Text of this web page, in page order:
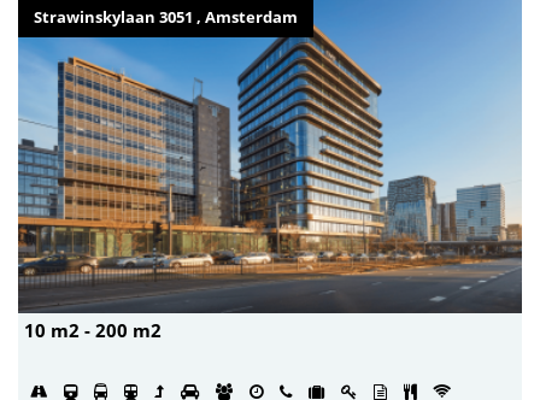
Strawinskylaan 3051 , Amsterdam
10 m2 - 200 m2